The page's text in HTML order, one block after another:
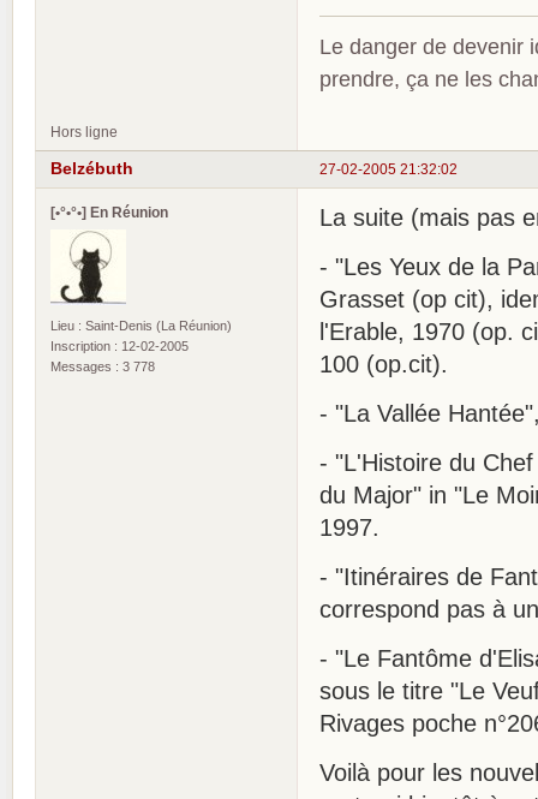
Le danger de devenir
prendre, ça ne les
Hors ligne
27-02-2005 21:32:02
Belzébuth
[•°•°•] En Réunion
Lieu : Saint-Denis (La Réunion)
Inscription : 12-02-2005
Messages : 3 778
La suite (mais pas
- "Les Yeux de la
Grasset (op cit),
l'Erable, 1970 (op.
100 (op.cit).
- "La Vallée
- "L'Histoire du
du Major" in "Le
1997.
- "Itinéraires de
correspond pas à
- "Le Fantôme
sous le titre "Le
Rivages poche
Voilà pour les